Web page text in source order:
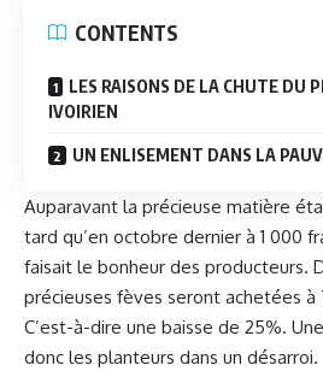
CONTENTS
LES RAISONS DE LA CHUTE DU
IVOIRIEN
UN ENLISEMENT DANS LA
Auparavant la précieuse matière
tard qu’en octobre dernier à 1 000
faisait le bonheur des producteurs.
précieuses fèves seront achetées à
C’est-à-dire une baisse de 25%.
donc les planteurs dans un désarroi.